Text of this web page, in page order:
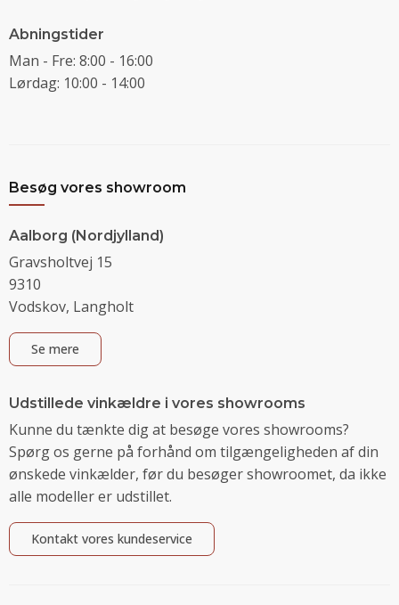
Abningstider
Man - Fre: 8:00 - 16:00
Lørdag: 10:00 - 14:00
Besøg vores showroom
Aalborg (Nordjylland)
Gravsholtvej 15
9310
Vodskov, Langholt
Se mere
Udstillede vinkældre i vores showrooms
Kunne du tænkte dig at besøge vores showrooms?
Spørg os gerne på forhånd om tilgængeligheden af din
ønskede vinkælder, før du besøger showroomet, da ikke
alle modeller er udstillet.
Kontakt vores kundeservice